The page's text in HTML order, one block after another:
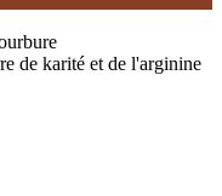
de karité et de l'arginine